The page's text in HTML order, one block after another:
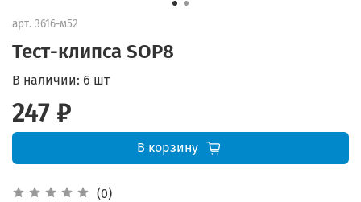
арт. 3616-м52
Тест-клипса SOP8
(0)
В наличии: 6 шт
247 ₽
В корзину